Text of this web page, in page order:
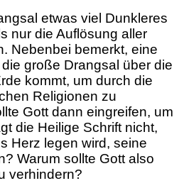
etwas viel Dunkleres
nur die Auflösung aller
Nebenbei bemerkt, eine
große Drangsal über die
kommt, um durch die
Religionen zu
Gott dann eingreifen, um
die Heilige Schrift nicht,
Herz legen wird, seine
Warum sollte Gott also
verhindern?